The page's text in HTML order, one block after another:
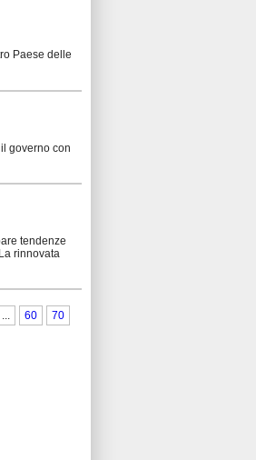
Paese delle
governo con
tendenze
rinnovata
... 60
70